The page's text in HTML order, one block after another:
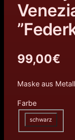
99,00€
Maske aus
Farbe
schwarz